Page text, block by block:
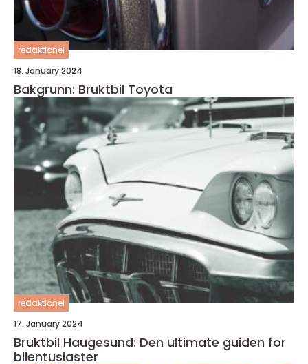
redaktionel
18. January 2024
Bakgrunn: Bruktbil Toyota
redaktionel
17. January 2024
Bruktbil Haugesund: Den ultimate guiden for
bilentusiaster